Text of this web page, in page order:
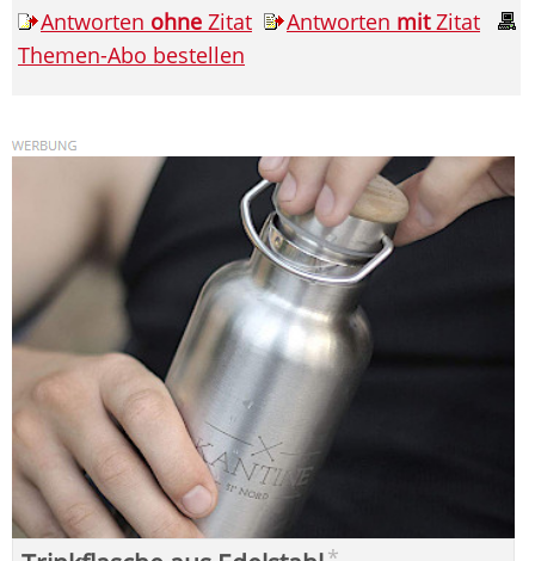
Antworten ohne Zitat Antworten mitZitat
Themen-Abo bestellen